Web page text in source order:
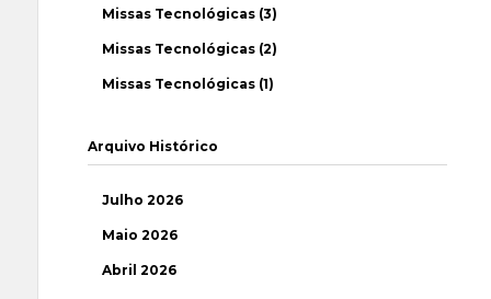
Missas Tecnológicas (3)
Missas Tecnológicas (2)
Missas Tecnológicas (1)
Arquivo Histórico
Julho 2026
Maio 2026
Abril 2026